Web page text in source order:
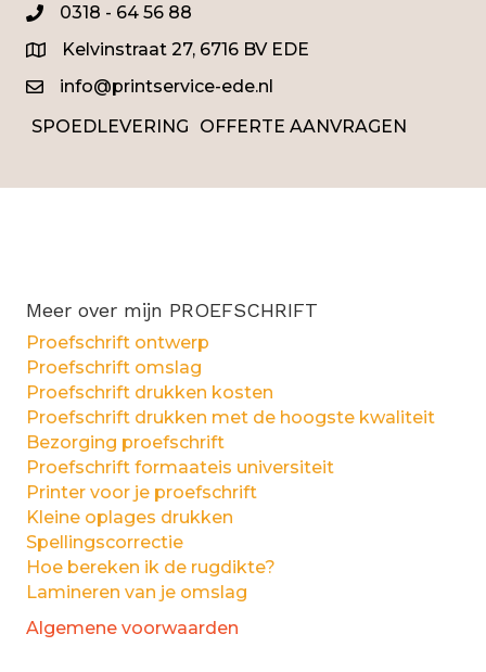
03450318 - 64 56 88
Kelvinstraat 27, 6716 BV EDE
info@printservice-ede.nl
SPOEDLEVERING
OFFERTE AANVRAGEN
Meer over mijn PROEFSCHRIFT
Proefschrift ontwerp
Proefschrift omslag
Proefschrift drukken kosten
Proefschrift drukken met de hoogste kwaliteit
Bezorging proefschrift
Proefschrift formaateis universiteit
Printer voor je proefschrift
Kleine oplages drukken
Spellingscorrectie
Hoe bereken ik de rugdikte?
Lamineren van je omslag
Algemene voorwaarden